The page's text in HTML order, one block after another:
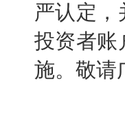
严认定
投资者账
施。敬请